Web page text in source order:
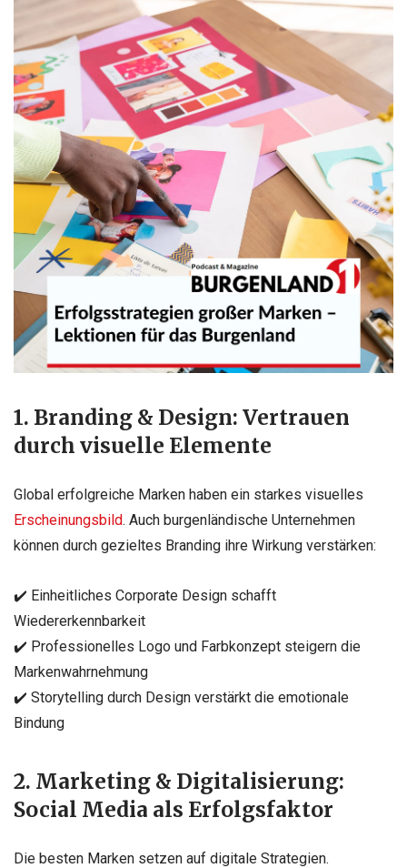
1. Branding & Design: Vertrauen
durch visuelle Elemente
Global erfolgreiche Marken haben ein starkes visuelles
Erscheinungsbild. Auch burgenländische Unternehmen
können durch gezieltes Branding ihre Wirkung verstärken:
✔️ Einheitliches Corporate Design schafft
Wiedererkennbarkeit
✔️ Professionelles Logo und Farbkonzept steigern die
Markenwahrnehmung
✔️ Storytelling durch Design verstärkt die emotionale
Bindung
2. Marketing & Digitalisierung:
Social Media als Erfolgsfaktor
Die besten Marken setzen auf digitale Strategien.